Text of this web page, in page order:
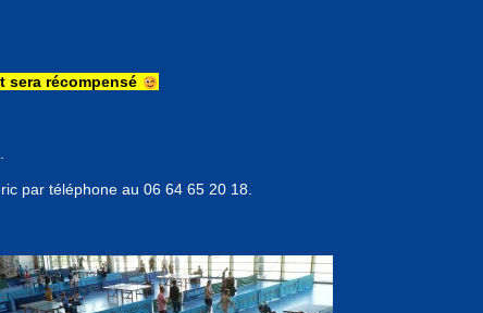
sera récompensé
par téléphone au 06 64 65 20 18.